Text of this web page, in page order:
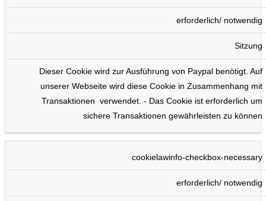
erforderlich/ notwendig
Sitzung
Dieser Cookie wird zur Ausführung von Paypal benötigt. Auf
unserer Webseite wird diese Cookie in Zusammenhang mit
Transaktionen verwendet. - Das Cookie ist erforderlich um
sichere Transaktionen gewährleisten zu können
cookielawinfo-checkbox-necessary
erforderlich/ notwendig